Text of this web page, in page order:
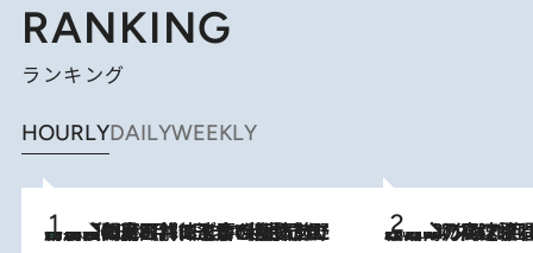
RANKING
ランキング
HOURLYDAILYWEEKLY
2026.8.8
「最後に見られてよかった」上野動物園の東園パンダ舎が解体前に特別公開。8月16日まで延長されたパネル展と共に辿る“半世紀”のパンダ飼育《解体工事の図面あり》 2026.8.7
「湘南乃風に憧れて」観客大盛上がりの“タオル回し”に、ラッパー顔負けの高速歌唱まで…さだまさし（74）のアグレッシブすぎる現在地